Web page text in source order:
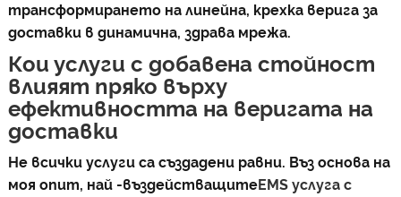
трансформирането на линейна, крехка верига за
доставки в динамична, здрава мрежа.
Кои услуги с добавена стойност
влияят пряко върху
ефективността на веригата на
доставки
Не всички услуги са създадени равни. Въз основа на
моя опит, най -въздействащитеEMS услуга с